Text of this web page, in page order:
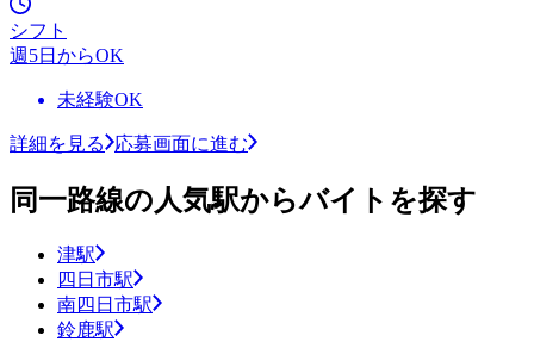
シフト
週5日からOK
未経験OK
詳細を見る 応募画面に進む
同一路線の人気駅からバイトを探す
津駅
四日市駅
南四日市駅
鈴鹿駅